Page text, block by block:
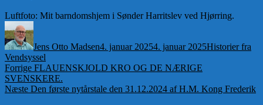
Luftfoto: Mit barndomshjem i Sønder Harritslev ved Hjørring.
Jens Otto Madsen4. januar 20254. januar 2025Historier fra
Vendsyssel
Indlægsnavigation
Forrige Forrige
indlæg:
FLAUENSKJOLD KRO OG DE NÆRIGE
SVENSKERE.
Næste Næste
Den første nytårstale den 31.12.2024 af H.M. Kong Frederik